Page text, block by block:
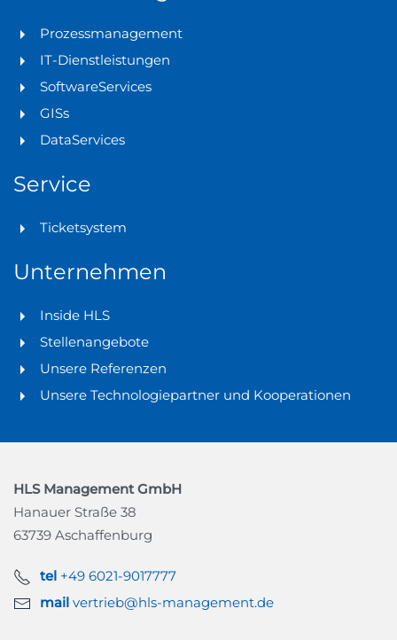
Prozessmanagement
IT-Dienstleistungen
SoftwareServices
GISs
DataServices
Service
Ticketsystem
Unternehmen
Inside HLS
Stellenangebote
Unsere Referenzen
Unsere Technologiepartner und Kooperationen
HLS Management GmbH
Hanauer Straße 38
63739 Aschaffenburg
tel +49 6021-9017777
mail vertrieb@hls-management.de